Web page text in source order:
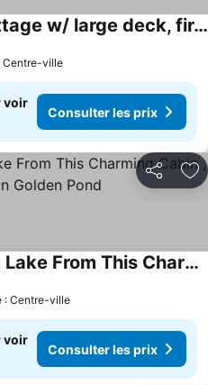
Cozy Dog Friendly Cottage w/ large deck, firepit, partial a/c & walk to lake
Centre-ville
voir
Consulter les prix
Partager
Enjoy Beautiful Squam Lake From This Charming Cabin , Setting For On Golden Pond
: Centre-ville
voir
Consulter les prix